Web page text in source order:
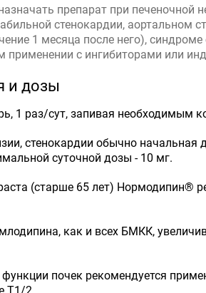
препарат при печеночной
стенокардии, аортальном
1 месяца после него),
применении с ингибиторами или
и дозы
1 раз/сут, запивая необходимым
стенокардии обычно начальная
суточной дозы - 10 мг.
(старше 65 лет) Нормодипин®
как и всех БМКК,
почек рекомендуется